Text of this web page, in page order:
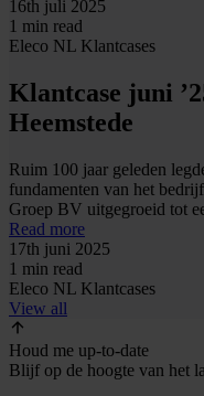
16th juli 2025
1 min read
Eleco NL Klantcases
Klantcase juni
Heemstede
Ruim 100 jaar geleden
fundamenten van het
Groep BV uitgegroeid tot
Read more
17th juni 2025
1 min read
Eleco NL Klantcases
View all
Houd me up-to-date
Blijf op de hoogte van het